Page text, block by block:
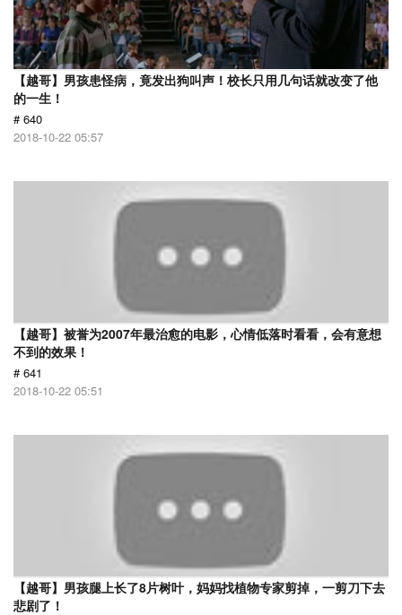
【越哥】男孩患怪病，竟发出狗叫声！校长只用几句话就改变了他
的一生！
# 640
2018-10-22 05:57
【越哥】被誉为2007年最治愈的电影，心情低落时看看，会有意想
不到的效果！
# 641
2018-10-22 05:51
【越哥】男孩腿上长了8片树叶，妈妈找植物专家剪掉，一剪刀下去
悲剧了！